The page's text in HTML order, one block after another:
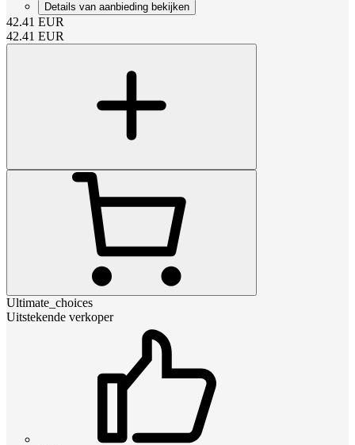
Details van aanbieding bekijken
42.41 EUR
42.41 EUR
Ultimate_choices
Uitstekende verkoper